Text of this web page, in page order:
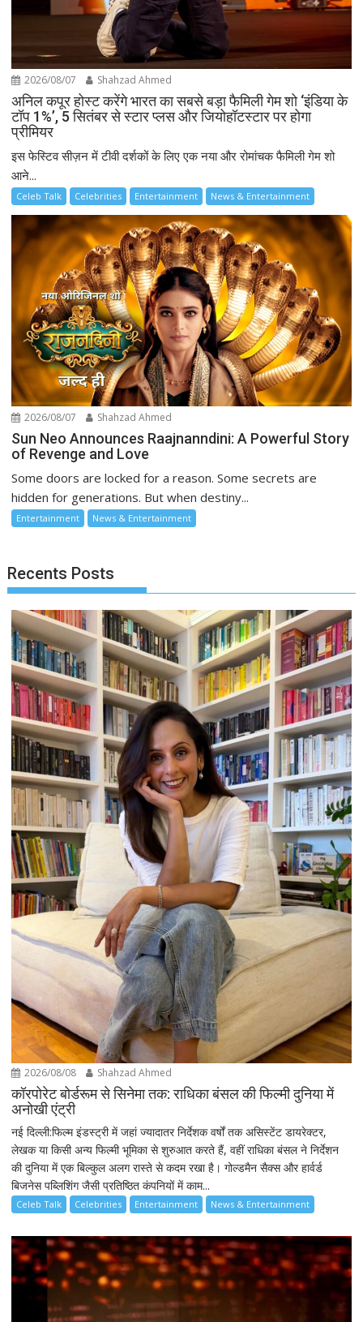
2026/08/07 Shahzad Ahmed
अनिल कपूर होस्ट करेंगे भारत का सबसे बड़ा फैमिली गेम शो ‘इंडिया के
टॉप 1%’, 5 सितंबर से स्टार प्लस और जियोहॉटस्टार पर होगा
प्रीमियर
इस फेस्टिव सीज़न में टीवी दर्शकों के लिए एक नया और रोमांचक फैमिली गेम शो
आने...
Celeb Talk Celebrities Entertainment News & Entertainment
2026/08/07 Shahzad Ahmed
Sun Neo Announces Raajnanndini: A Powerful Story
of Revenge and Love
Some doors are locked for a reason. Some secrets are
hidden for generations. But when destiny...
Entertainment News & Entertainment
Recents Posts
2026/08/08 Shahzad Ahmed
कॉरपोरेट बोर्डरूम से सिनेमा तक: राधिका बंसल की फिल्मी दुनिया में
अनोखी एंट्री
नई दिल्ली:फिल्म इंडस्ट्री में जहां ज्यादातर निर्देशक वर्षों तक असिस्टेंट डायरेक्टर,
लेखक या किसी अन्य फिल्मी भूमिका से शुरुआत करते हैं, वहीं राधिका बंसल ने निर्देशन
की दुनिया में एक बिल्कुल अलग रास्ते से कदम रखा है। गोल्डमैन सैक्स और हार्वर्ड
बिजनेस पब्लिशिंग जैसी प्रतिष्ठित कंपनियों में काम...
Celeb Talk Celebrities Entertainment News & Entertainment